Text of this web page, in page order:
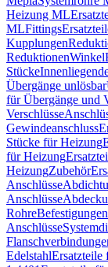
Heizung ML
MLFittings
Kupplungen
ReduktionenWinkel
Stücke
Übergänge unlösbar
für Übergänge und
Verschlüsse
Gewindeanschluss
Stücke für Heizung
für Heizung
HeizungZubehör
Anschlüsse
Anschlüsse
Rohre
Anschlüsse
EdelstahlErsatzteile